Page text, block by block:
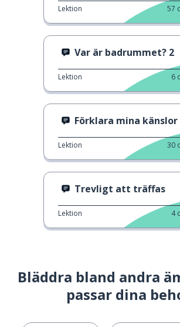
Lektion 57
Var är badrummet? 2
Lektion 6
Förklara mina känslor
Lektion 30
Trevligt att träffas
Lektion 4
Bläddra bland andra
passar dina